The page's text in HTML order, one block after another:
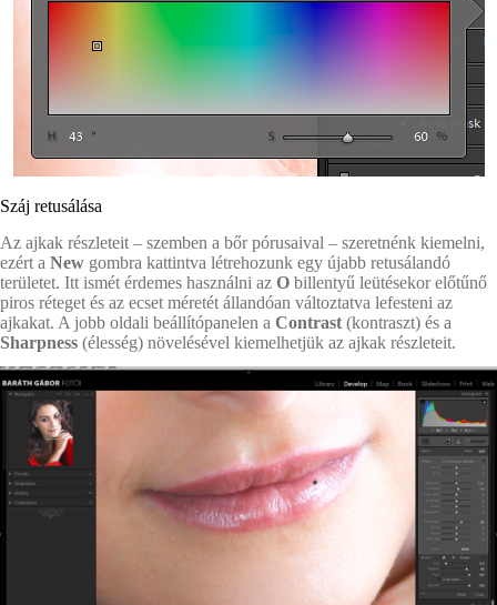
Száj retusálása
Az ajkak részleteit – szemben a bőr pórusaival – szeretnénk kiemelni,
ezért a New gombra kattintva létrehozunk egy újabb retusálandó
területet. Itt ismét érdemes használni az O billentyű leütésekor előtűnő
piros réteget és az ecset méretét állandóan változtatva lefesteni az
ajkakat. A jobb oldali beállítópanelen a Contrast (kontraszt) és a
Sharpness (élesség) növelésével kiemelhetjük az ajkak részleteit.